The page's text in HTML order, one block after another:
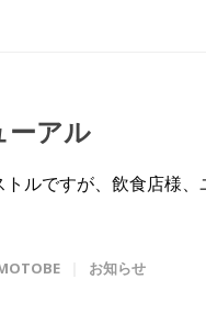
ーアル
ルですが、飲食店様
お知らせ